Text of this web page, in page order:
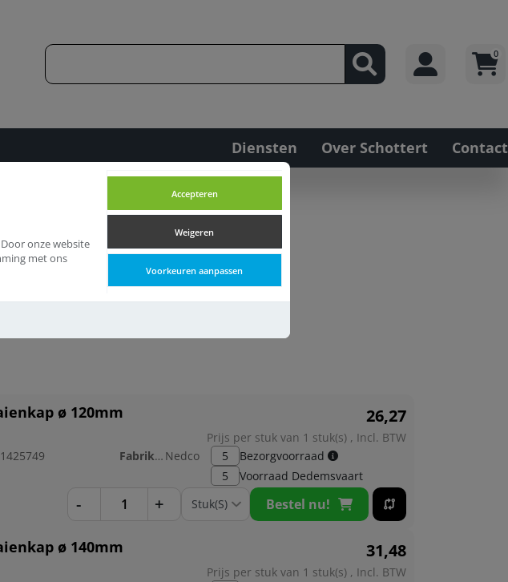
onze website
met ons
Accepteren
Weigeren
Voorkeuren aanpassen
0
Diensten Over Schottert Contact
ø 120mm
26,27
Prijs per stuk van 1 stuk(s) , Incl. BTW
1425749 Fabrikant: Nedco
5
Bezorgvoorraad
5
Voorraad Dedemsvaart
- + Bestel nu!
ø 140mm
31,48
Prijs per stuk van 1 stuk(s) , Incl. BTW